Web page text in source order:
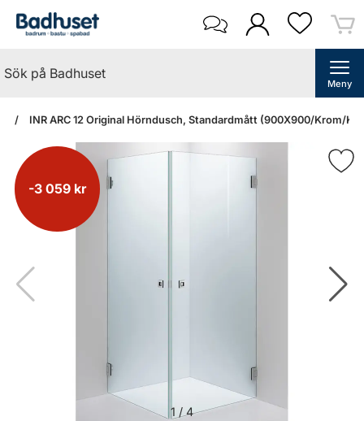
Meny
INR ARC 12 Original Hörndusch, Standardmått (900X900/Krom/
-3 059 kr
1 / 4